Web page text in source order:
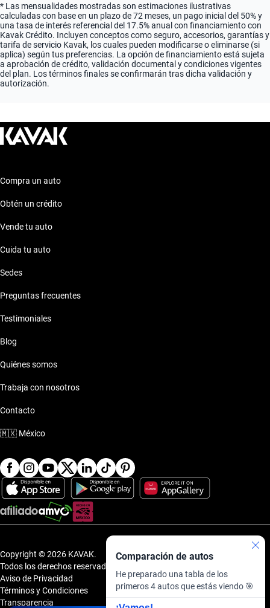
* Las mensualidades mostradas son estimaciones ilustrativas
calculadas con base en un plazo de 72 meses, un pago inicial del 50% y
una tasa de interés referencial del 17.5% anual con financiamiento con
Kavak Crédito. Incluyen conceptos como seguro, accesorios, garantías y
tarifa de servicio Kavak, los cuales pueden modificarse o eliminarse (si
aplica) según tus preferencias. La opción de financiamiento está sujeta
a aprobación de crédito, validación documental y condiciones vigentes
del plan. Los términos finales se confirmarán tras dicha validación y
autorización.
Comparación de autos
He preparado una tabla de los
primeros 4 autos que estás viendo 🎯
Compra un auto
Obtén un crédito
Vende tu auto
Cuida tu auto
Sedes
Preguntas frecuentes
Testimoniales
Blog
Quiénes somos
Trabaja con nosotros
Contacto
🇲🇽 México
Copyright © 2026 KAVAK.
Todos los derechos reservados.
Aviso de Privacidad
Términos y Condiciones
Transparencia